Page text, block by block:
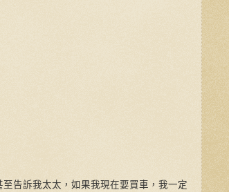
告訴我太太，如果我現在要買車，我一定